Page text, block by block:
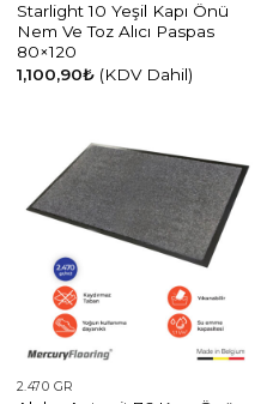
Starlight 10 Yeşil Kapı Önü
Nem Ve Toz Alıcı Paspas
80×120
1,100,90₺ (KDV Dahil)
2.470 GR